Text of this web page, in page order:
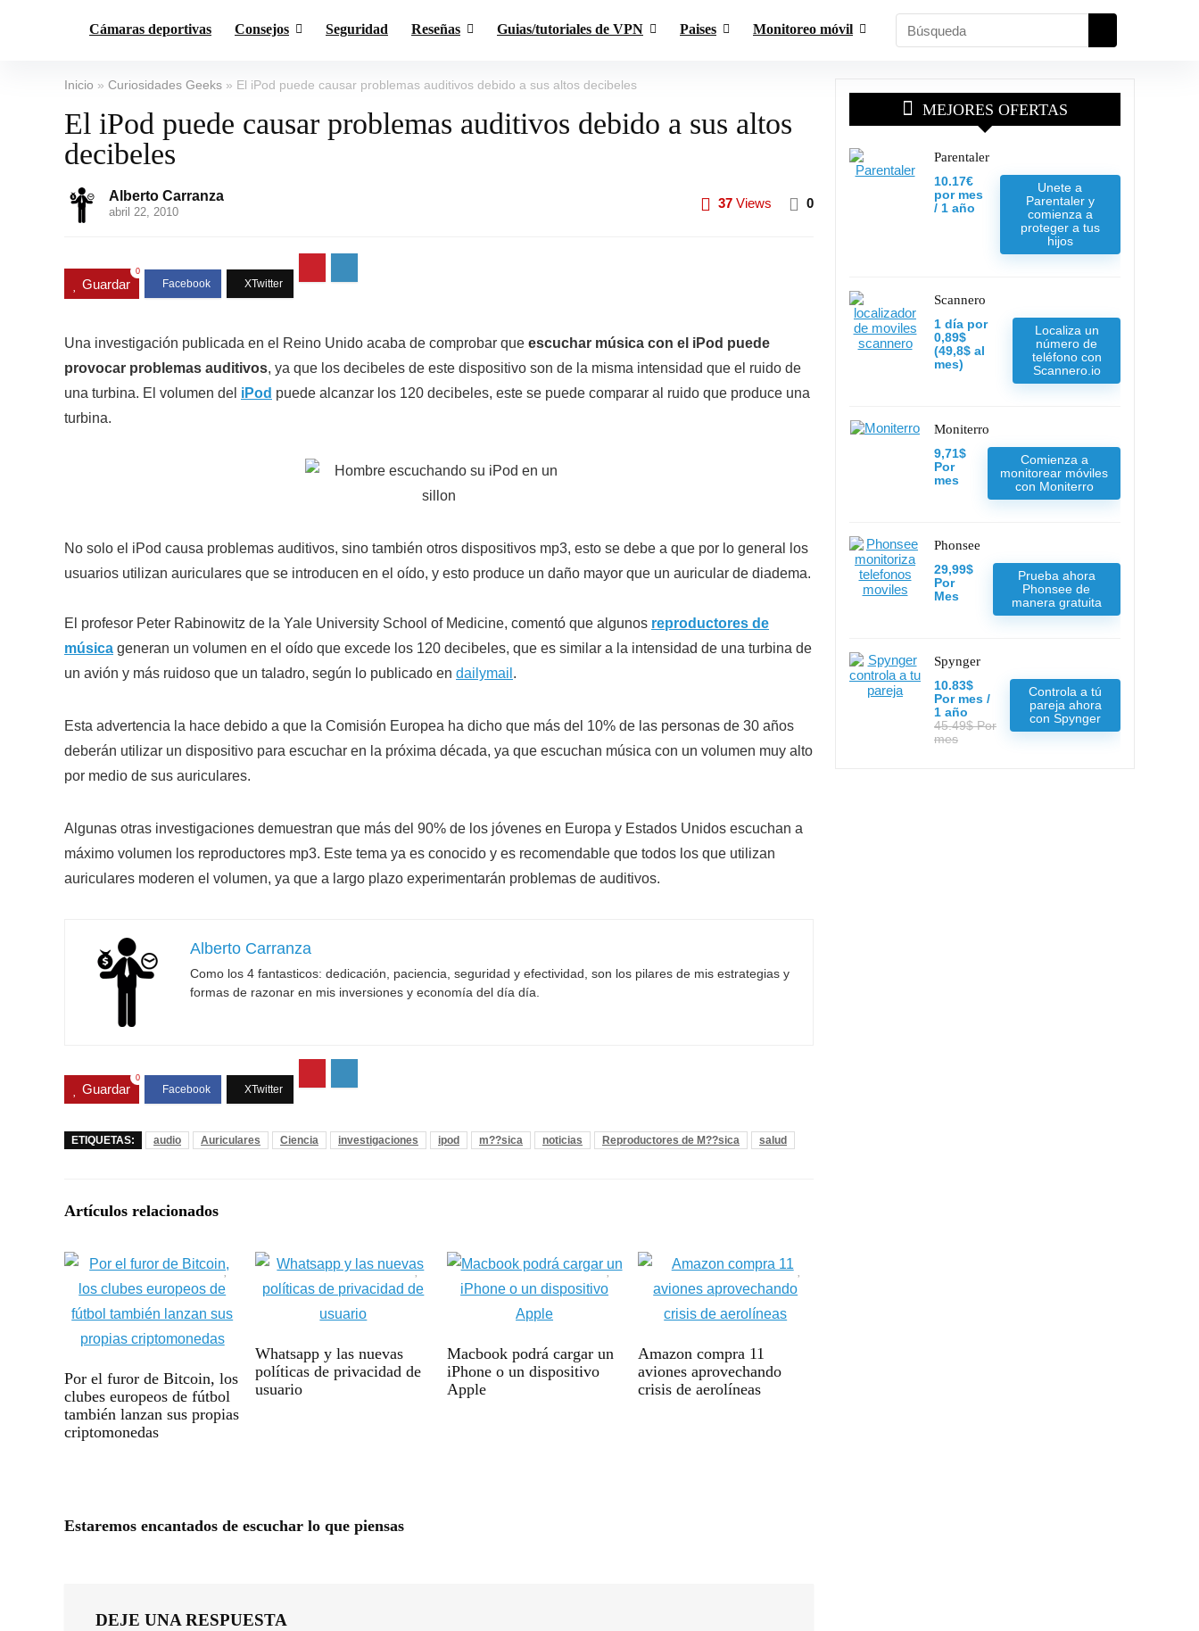
Cámaras deportivas Consejos Seguridad Reseñas Guias/tutoriales de VPN Paises Monitoreo móvil
Inicio » Curiosidades Geeks » El iPod puede causar problemas auditivos debido a sus altos decibeles
El iPod puede causar problemas auditivos debido a sus altos
decibeles
Alberto Carranza
abril 22, 2010
37 Views 0
Guardar
0
Una investigación publicada en el Reino Unido acaba de comprobar que escuchar música con el iPod puede
provocar problemas auditivos, ya que los decibeles de este dispositivo son de la misma intensidad que el ruido de
una turbina. El volumen del iPod puede alcanzar los 120 decibeles, este se puede comparar al ruido que produce una
turbina.
No solo el iPod causa problemas auditivos, sino también otros dispositivos mp3, esto se debe a que por lo general los
usuarios utilizan auriculares que se introducen en el oído, y esto produce un daño mayor que un auricular de diadema.
El profesor Peter Rabinowitz de la Yale University School of Medicine, comentó que algunos reproductores de
música generan un volumen en el oído que excede los 120 decibeles, que es similar a la intensidad de una turbina de
un avión y más ruidoso que un taladro, según lo publicado en dailymail .
Esta advertencia la hace debido a que la Comisión Europea ha dicho que más del 10% de las personas de 30 años
deberán utilizar un dispositivo para escuchar en la próxima década, ya que escuchan música con un volumen muy alto
por medio de sus auriculares.
Algunas otras investigaciones demuestran que más del 90% de los jóvenes en Europa y Estados Unidos escuchan a
máximo volumen los reproductores mp3. Este tema ya es conocido y es recomendable que todos los que utilizan
auriculares moderen el volumen, ya que a largo plazo experimentarán problemas de auditivos.
Alberto Carranza
Como los 4 fantasticos: dedicación, paciencia, seguridad y efectividad, son los pilares de mis estrategias y
formas de razonar en mis inversiones y economía del día día.
Guardar
0
ETIQUETAS: audio Auriculares Ciencia investigaciones ipod m??sica noticias Reproductores de M??sica salud
Artículos relacionados
Por el furor de Bitcoin, los
clubes europeos de fútbol
también lanzan sus propias
criptomonedas
Whatsapp y las nuevas
políticas de privacidad de
usuario
Macbook podrá cargar un
iPhone o un dispositivo
Apple
Amazon compra 11
aviones aprovechando
crisis de aerolíneas
Estaremos encantados de escuchar lo que piensas
DEJE UNA RESPUESTA
MEJORES OFERTAS
Parentaler
10.17€
por mes
/ 1 año
Unete a
Parentaler y
comienza a
proteger a tus
hijos
Scannero
1 día por
0,89$
(49,8$ al
mes)
Localiza un
número de
teléfono con
Scannero.io
Moniterro
9,71$
Por
mes
Comienza a
monitorear móviles
con Moniterro
Phonsee
29,99$
Por
Mes
Prueba ahora
Phonsee de
manera gratuita
Spynger
10.83$
Por mes /
1 año
45.49$ Por
mes
Controla a tú
pareja ahora
con Spynger